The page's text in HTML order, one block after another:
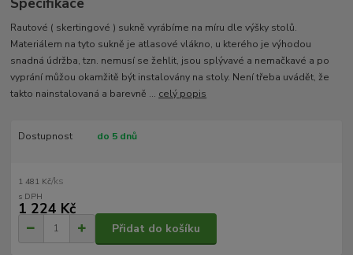
Rautové ( skertingové ) sukně vyrábíme na míru dle výšky stolů.
Materiálem na tyto sukně je atlasové vlákno, u kterého je výhodou
snadná údržba, tzn. nemusí se žehlit, jsou splývavé a nemačkavé a po
vyprání můžou okamžitě být instalovány na stoly. Není třeba uvádět, že
takto nainstalovaná a barevně ... celý popis
Dostupnost do 5 dnů
1 481 Kč/ks
1 224 Kč
Přidat do košíku